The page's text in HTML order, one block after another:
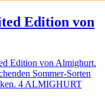
Edition von
Edition von Almighurt.
Sommer-Sorten
4 ALMIGHURT